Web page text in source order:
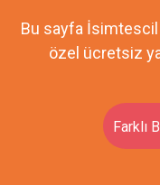
Bu sayfa İsimtescil
özel ücretsiz
Farklı